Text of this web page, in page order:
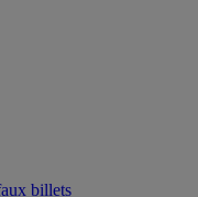
billets